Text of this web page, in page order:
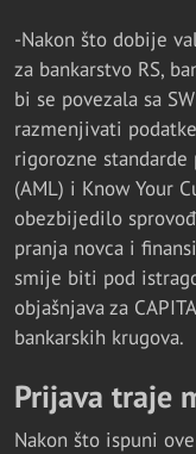
-Nakon što dobije
za bankarstvo RS,
bi se povezala sa
razmenjivati
rigorozne standarde
(AML) i Know Your
obezbijedilo
pranja novca i
smije biti pod
objašnjava za
bankarskih krugova.
Prijava traje
Nakon što ispuni